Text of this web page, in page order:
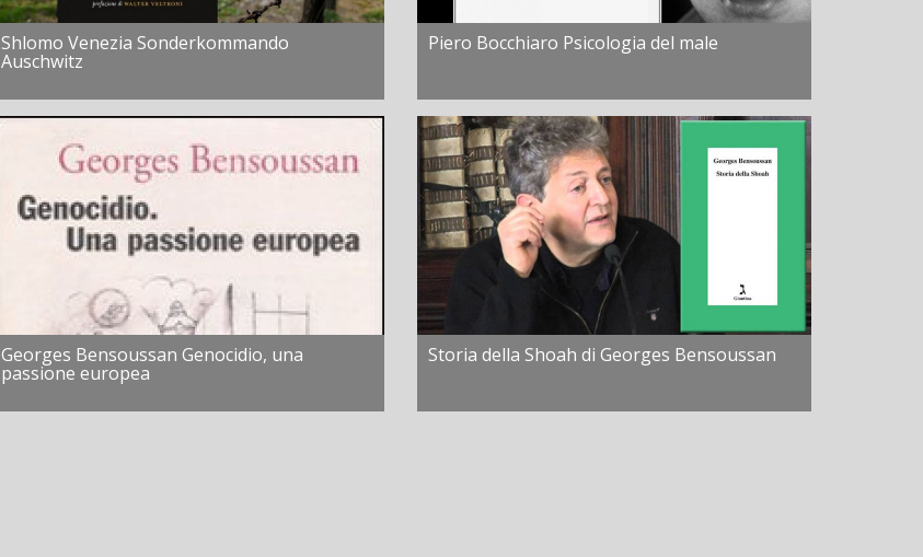
Shlomo Venezia Sonderkommando
Auschwitz
Piero Bocchiaro Psicologia del male
Georges Bensoussan Genocidio, una
passione europea
Storia della Shoah di Georges Bensoussan